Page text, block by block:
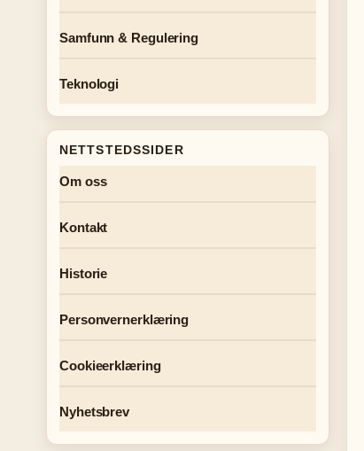
Samfunn & Regulering
Teknologi
NETTSTEDSSIDER
Om oss
Kontakt
Historie
Personvernerklæring
Cookieerklæring
Nyhetsbrev